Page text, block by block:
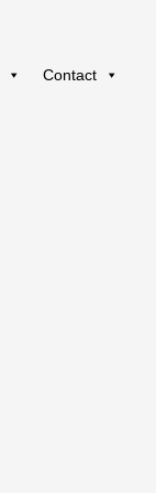
Contact